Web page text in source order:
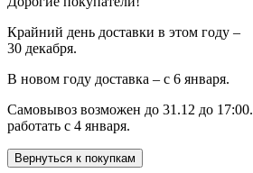
Крайний день доставки в этом году –
30 декабря.
В новом году доставка – с 6 января.
Самовывоз возможен до 31.12 до 17:00.
работать с 4 января.
Вернуться к покупкам